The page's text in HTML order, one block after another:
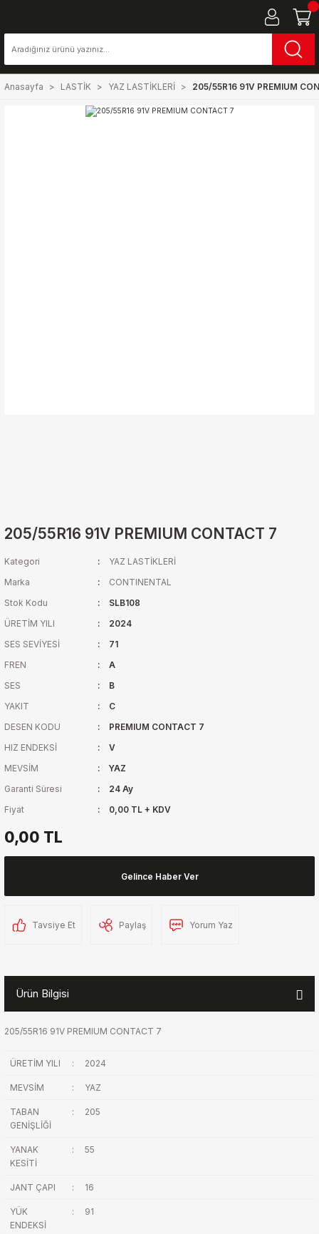
Anasayfa LASTİK YAZ LASTİKLERİ 205/55R16 91V PREMIUM
205/55R16 91V PREMIUM CONTACT 7
Kategori
YAZ LASTİKLERİ
Marka
CONTINENTAL
Stok Kodu
SLB108
ÜRETİM YILI
2024
SES SEVİYESİ
71
FREN
A
SES
B
YAKIT
C
DESEN KODU
PREMIUM CONTACT 7
HIZ ENDEKSİ
V
MEVSİM
YAZ
Garanti Süresi
24 Ay
Fiyat
0,00 TL + KDV
0,00 TL
Gelince Haber Ver
Tavsiye Et Paylaş Yorum Yaz
Ürün Bilgisi
205/55R16 91V PREMIUM CONTACT 7
ÜRETİM YILI : 2024
MEVSİM : YAZ
TABAN
GENİŞLİĞİ
: 205
YANAK
KESİTİ
: 55
JANT ÇAPI : 16
YÜK
ENDEKSİ
: 91